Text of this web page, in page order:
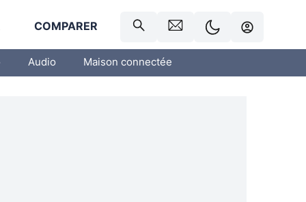
COMPARER
Audio Maison connectée